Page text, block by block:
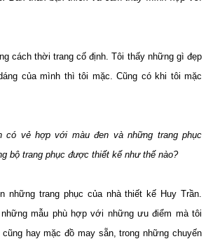
cách thời trang cố định. Tôi thấy những gì đẹp
của mình thì tôi mặc. Cũng có khi tôi mặc
có vẻ hợp với màu đen và những trang phục
bộ trang phục được thiết kế như thế nào?
những trang phục của nhà thiết kế Huy Trần.
mẫu phù hợp với những ưu điểm mà tôi
hay mặc đồ may sẵn, trong những chuyến